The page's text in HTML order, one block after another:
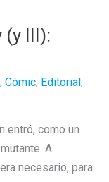
(y III):
, Cómic, Editorial ,
entró, como un
A
necesario, para